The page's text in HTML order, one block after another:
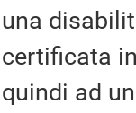
una
certificata
quindi ad